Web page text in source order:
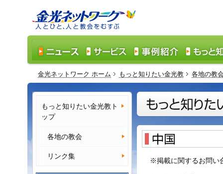
金光ネットワーク ホーム もっと知りたい金光教 各地の教
※掲載に関するお問い
もっと知りたい金光教ト
ップ
各地の教会
リンク集